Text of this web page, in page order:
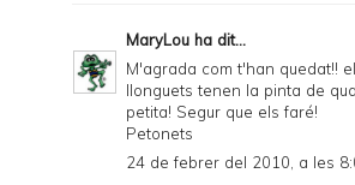
MaryLou ha dit...
M'agrada com t'han quedat!!
llonguets tenen la pinta de
petita! Segur que els faré!
Petonets
24 de febrer del 2010, a les